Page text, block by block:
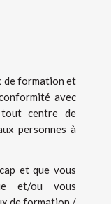
de formation et
avec
centre de
personnes à
et que vous
et/ou vous